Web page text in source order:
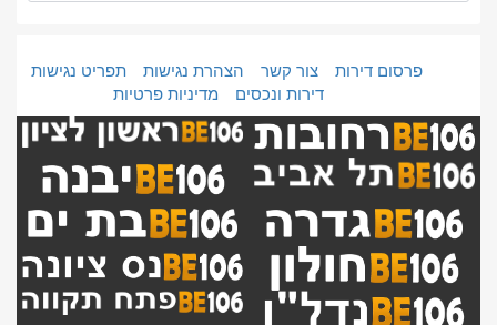
פרסום דירות צור קשר הצהרת נגישות
תפריט נגישות
דירות ונכסים
מדיניות פרטיות